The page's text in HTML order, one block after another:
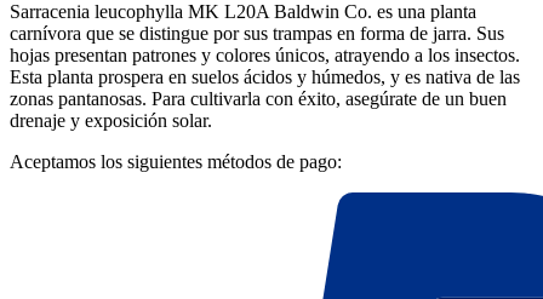
Sarracenia leucophylla MK L20A Baldwin Co. es una planta
carnívora que se distingue por sus trampas en forma de jarra. Sus
hojas presentan patrones y colores únicos, atrayendo a los insectos.
Esta planta prospera en suelos ácidos y húmedos, y es nativa de las
zonas pantanosas. Para cultivarla con éxito, asegúrate de un buen
drenaje y exposición solar.
Aceptamos los siguientes métodos de pago: